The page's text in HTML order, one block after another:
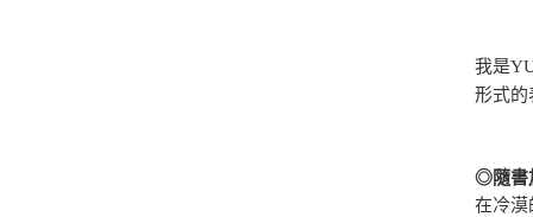
我是
形式的
◎隨書
在冷漠